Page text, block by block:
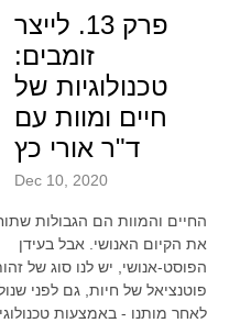
פרק 13. לייצר
זומבים:
טכנולוגיות של
חיים ומוות עם
ד"ר אורי כץ
Dec 10, 2020
החיים והמוות הם הגבולות
את הקיום האנושי. אבל בעידן
הפוסט-אנושי, יש לנו סוג של
פוטנציאל של חיות, גם לפני
לאחר מותנו - באמצעות